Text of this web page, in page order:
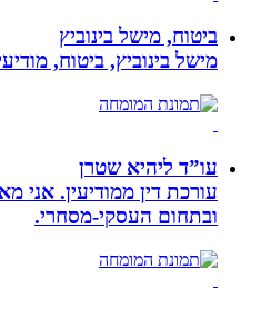
ביטוח, מישל בינוביץ
מישל בינוביץ, ביטוח,
עו”ד ליהיא שטרן
עורכת דין ממודיעין. אני
ובתחום העסקי-מסחרי.